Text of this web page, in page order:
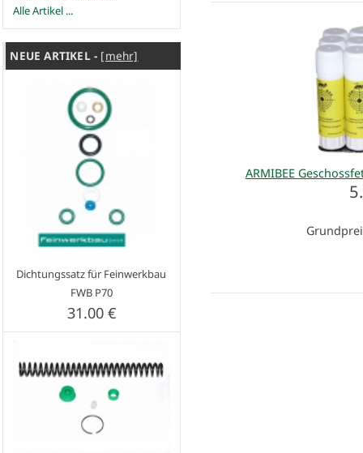
Alle Artikel ...
NEUE ARTIKEL - [mehr]
Dichtungssatz für Feinwerkbau
FWB P70
31.00 €
ARMIBEE